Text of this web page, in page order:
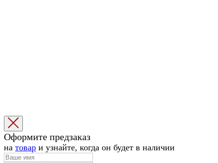
Оформите предзаказ
на товар и узнайте, когда он будет в наличии